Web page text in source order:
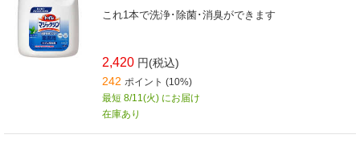
これ1本で洗浄･除菌･消臭ができます
2,420 円(税込)
242 ポイント (10%)
最短 8/11(火) にお届け
在庫あり